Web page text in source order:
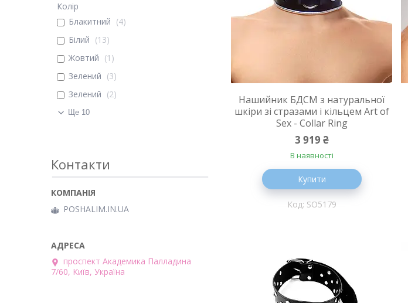
Нашийник БДСМ з натуральної
шкіри зі стразами і кільцем Art of
Sex - Collar Ring
3 919 ₴
В наявності
Купити
SO5179
Колір
Блакитний
4
Білий
13
Жовтий
1
Зелений
3
Зелений
2
Ще 10
Контакти
POSHALIM.IN.UA
проспект Академика Палладина
7/60, Київ, Україна